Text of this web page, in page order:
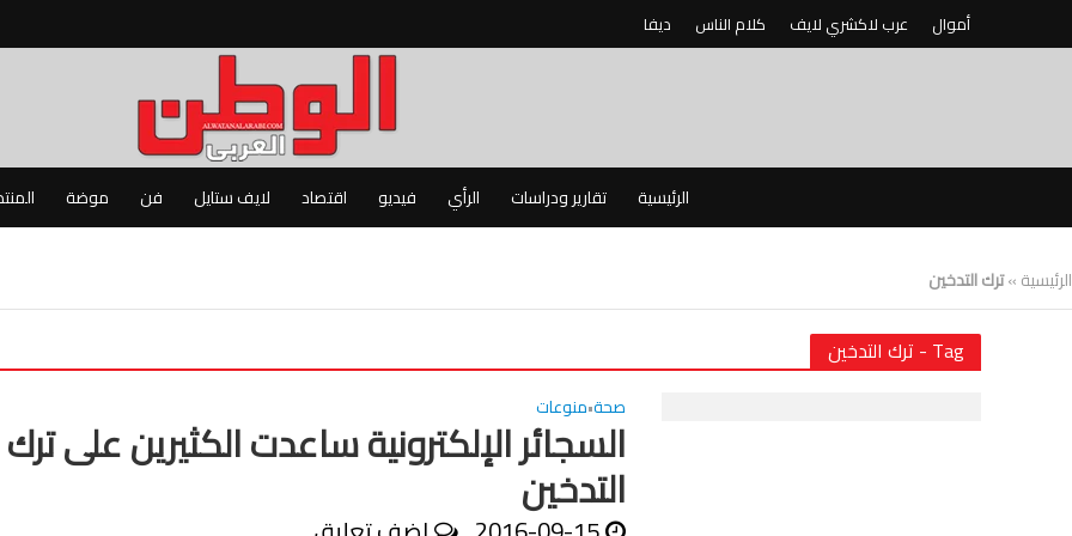
أموال عرب لاكشري لايف كلام الناس ديفا
الرئيسية تقارير ودراسات الرأي فيديو اقتصاد لايف ستايل فن موضة
الرئيسية»ترك التدخين
Tag - ترك التدخين
صحة•منوعات
السجائر الإلكترونية ساعدت الكثيرين على ترك
التدخين